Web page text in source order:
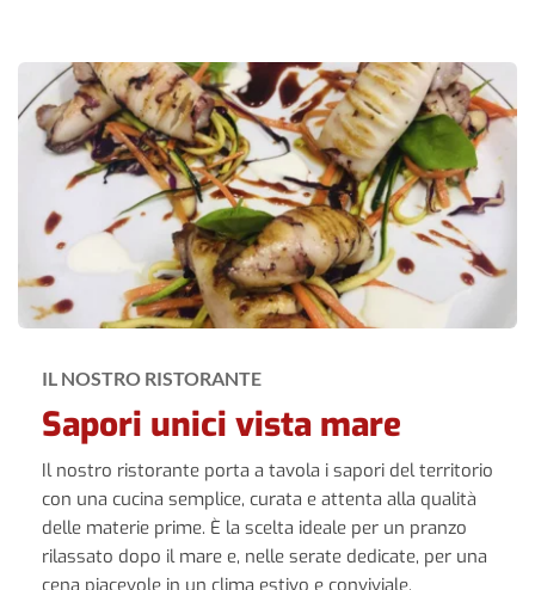
IL NOSTRO RISTORANTE
Sapori unici vista mare
Il nostro ristorante porta a tavola i sapori del territorio
con una cucina semplice, curata e attenta alla qualità
delle materie prime. È la scelta ideale per un pranzo
rilassato dopo il mare e, nelle serate dedicate, per una
cena piacevole in un clima estivo e conviviale.